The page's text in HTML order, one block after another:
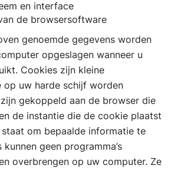
en interface
de browsersoftware
genoemde gegevens worden
opgeslagen wanneer u
Cookies zijn kleine
op uw harde schijf worden
gekoppeld aan de browser die
de instantie die de cookie plaatst
om bepaalde informatie te
geen programma’s
overbrengen op uw computer. Ze